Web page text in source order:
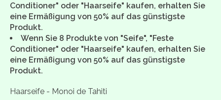
Conditioner" oder "Haarseife" kaufen, erhalten Sie
eine Ermäßigung von 50% auf das günstigste
Produkt.
Wenn Sie 8 Produkte von "Seife", "Feste
Conditioner" oder "Haarseife" kaufen, erhalten Sie
eine Ermäßigung von 50% auf das günstigste
Produkt.
Haarseife - Monoi de Tahiti